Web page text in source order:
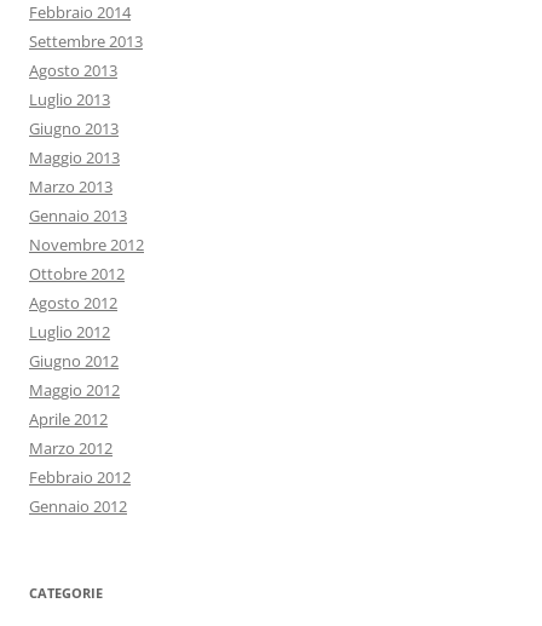
Febbraio 2014
Settembre 2013
Agosto 2013
Luglio 2013
Giugno 2013
Maggio 2013
Marzo 2013
Gennaio 2013
Novembre 2012
Ottobre 2012
Agosto 2012
Luglio 2012
Giugno 2012
Maggio 2012
Aprile 2012
Marzo 2012
Febbraio 2012
Gennaio 2012
CATEGORIE